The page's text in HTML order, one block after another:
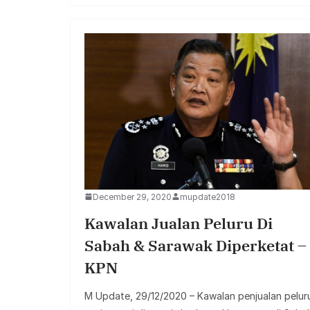
December 29, 2020 mupdate2018
Kawalan Jualan Peluru Di
Sabah & Sarawak Diperketat –
KPN
M Update, 29/12/2020 – Kawalan penjualan